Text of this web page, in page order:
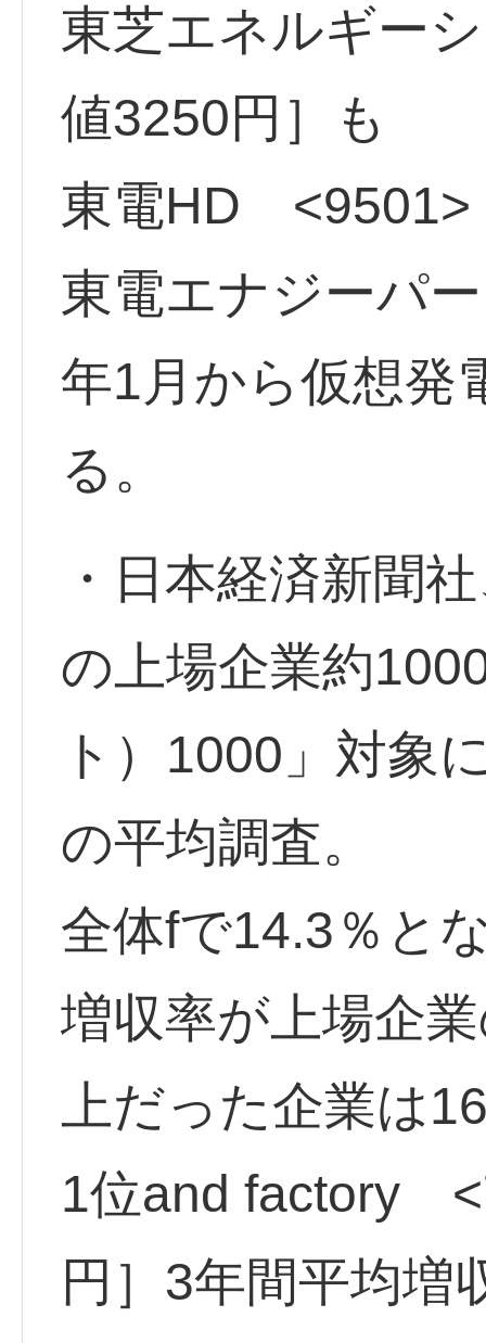
東芝エネルギー
値3250円］も
東電HD <9501>
東電エナジーパ
年1月から仮想発
る。
・日本経済新聞
の上場企業約
ト）1000」対象
の平均調査。
全体fで14.3％と
増収率が上場企
上だった企業は
1位and factory
円］3年間平均